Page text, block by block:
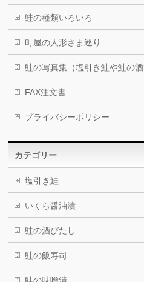
鮭の種類いろいろ
町屋の人形さま巡り
鮭の写真集（塩引き鮭や鮭の酒
FAX注文書
プライバシーポリシー
カテゴリー
塩引き鮭
いくら醤油漬
鮭の酒びたし
鮭の飯寿司